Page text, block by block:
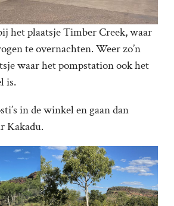
het plaatsje Timber Creek, waar
te overnachten. Weer zo’n
waar het pompstation ook het
is.
in de winkel en gaan dan
Kakadu.